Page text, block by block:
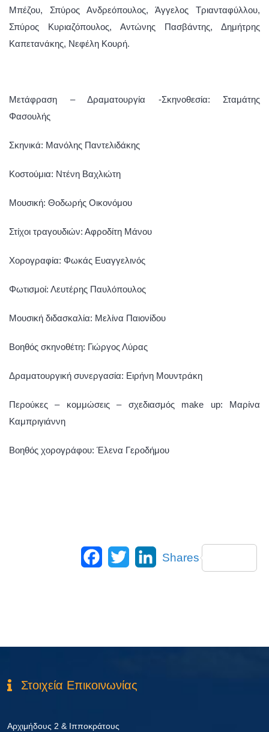
Μπέζου, Σπύρος Ανδρεόπουλος, Άγγελος Τριανταφύλλου,
Σπύρος Κυριαζόπουλος, Αντώνης Πασβάντης, Δημήτρης
Καπετανάκης, Νεφέλη Κουρή.
Μετάφραση – Δραματουργία -Σκηνοθεσία: Σταμάτης
Φασουλής
Σκηνικά: Μανόλης Παντελιδάκης
Κοστούμια: Ντένη Βαχλιώτη
Μουσική: Θοδωρής Οικονόμου
Στίχοι τραγουδιών: Αφροδίτη Μάνου
Χορογραφία: Φωκάς Ευαγγελινός
Φωτισμοί: Λευτέρης Παυλόπουλος
Μουσική διδασκαλία: Μελίνα Παιονίδου
Βοηθός σκηνοθέτη: Γιώργος Λύρας
Δραματουργική συνεργασία: Ειρήνη Μουντράκη
Περούκες – κομμώσεις – σχεδιασμός make up: Μαρίνα
Καμπριγιάννη
Βοηθός χορογράφου: Έλενα Γεροδήμου
Facebook
Twitter LinkedIn
Shares
Στοιχεία Επικοινωνίας
Αρχιμήδους 2 & Ιπποκράτους